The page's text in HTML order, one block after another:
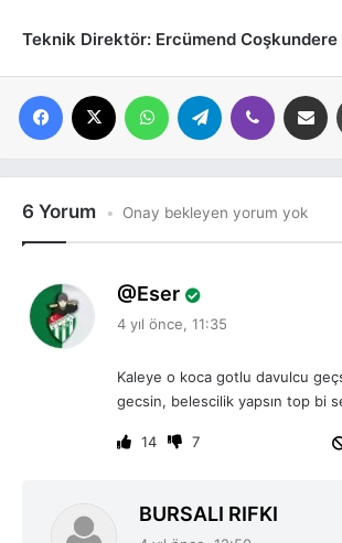
Teknik Direktör: Ercümend Coşkundere
Facebook WhatsAppTelegram Viber
6 Yorum Onay bekleyen yorum yok
Eser
4 yıl önce, 11:35
Kaleye o koca gotlu davulcu
gecsin, belescilik yapsın top bi
14 7
BURSALI RIFKI